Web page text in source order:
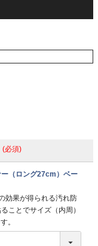
(必須)
（ロング27cm）ベー
効果が得られる汚れ防
ことでサイズ（内周）
。